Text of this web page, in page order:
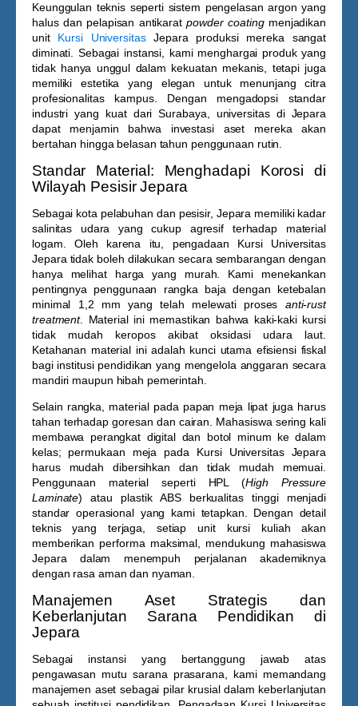
Keunggulan teknis seperti sistem pengelasan argon yang
halus dan pelapisan antikaratpowder coatingmenjadikan
unit Kursi UniversitasJepara produksi mereka sangat
diminati. Sebagai instansi, kami menghargai produk yang
tidak hanya unggul dalam kekuatan mekanis, tetapi juga
memiliki estetika yang elegan untuk menunjang citra
profesionalitas kampus. Dengan mengadopsi standar
industri yang kuat dari Surabaya, universitas di Jepara
dapat menjamin bahwa investasi aset mereka akan
bertahan hingga belasan tahun penggunaan rutin.
Standar Material: Menghadapi Korosi di
Wilayah Pesisir Jepara
Sebagai kota pelabuhan dan pesisir, Jepara memiliki kadar
salinitas udara yang cukup agresif terhadap material
logam. Oleh karena itu, pengadaan Kursi Universitas
Jepara tidak boleh dilakukan secara sembarangan dengan
hanya melihat harga yang murah. Kami menekankan
pentingnya penggunaan rangka baja dengan ketebalan
minimal 1,2 mm yang telah melewati proses anti-rust
treatment. Material ini memastikan bahwa kaki-kaki kursi
tidak mudah keropos akibat oksidasi udara laut.
Ketahanan material ini adalah kunci utama efisiensi fiskal
bagi institusi pendidikan yang mengelola anggaran secara
mandiri maupun hibah pemerintah.
Selain rangka, material pada papan meja lipat juga harus
tahan terhadap goresan dan cairan. Mahasiswa sering kali
membawa perangkat digital dan botol minum ke dalam
kelas; permukaan meja pada Kursi Universitas Jepara
harus mudah dibersihkan dan tidak mudah memuai.
Penggunaan material seperti HPL (High Pressure
Laminate) atau plastik ABS berkualitas tinggi menjadi
standar operasional yang kami tetapkan. Dengan detail
teknis yang terjaga, setiap unit kursi kuliah akan
memberikan performa maksimal, mendukung mahasiswa
Jepara dalam menempuh perjalanan akademiknya
dengan rasa aman dan nyaman.
Manajemen Aset Strategis dan
Keberlanjutan Sarana Pendidikan di
Jepara
Sebagai instansi yang bertanggung jawab atas
pengawasan mutu sarana prasarana, kami memandang
manajemen aset sebagai pilar krusial dalam keberlanjutan